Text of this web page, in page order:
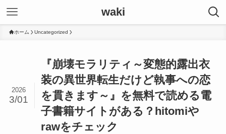
waki
ホーム Uncategorized
『崩壊モラリティ～変態的露出衣
装の異世界転生だけど執事への恋
を貫きます～』を無料で読める電
子書籍サイトがある？hitomiや
rawをチェック
2026
3/01